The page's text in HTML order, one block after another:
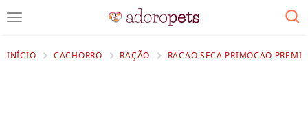
INÍCIO CACHORRO RAÇÃO RACAO SECA PRIMOCAO